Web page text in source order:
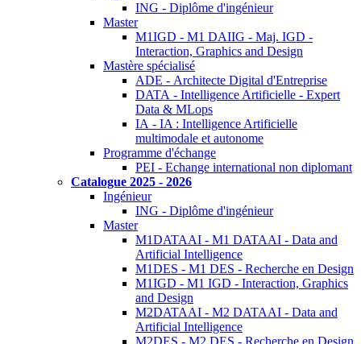
ING - Diplôme d'ingénieur
Master
M1IGD - M1 DAIIG - Maj. IGD -
Interaction, Graphics and Design
Mastère spécialisé
ADE - Architecte Digital d'Entreprise
DATA - Intelligence Artificielle - Expert
Data & MLops
IA - IA : Intelligence Artificielle
multimodale et autonome
Programme d'échange
PEI - Echange international non diplomant
Catalogue 2025 - 2026
Ingénieur
ING - Diplôme d'ingénieur
Master
M1DATAAI - M1 DATAAI - Data and
Artificial Intelligence
M1DES - M1 DES - Recherche en Design
M1IGD - M1 IGD - Interaction, Graphics
and Design
M2DATAAI - M2 DATAAI - Data and
Artificial Intelligence
M2DES - M2 DES - Recherche en Design